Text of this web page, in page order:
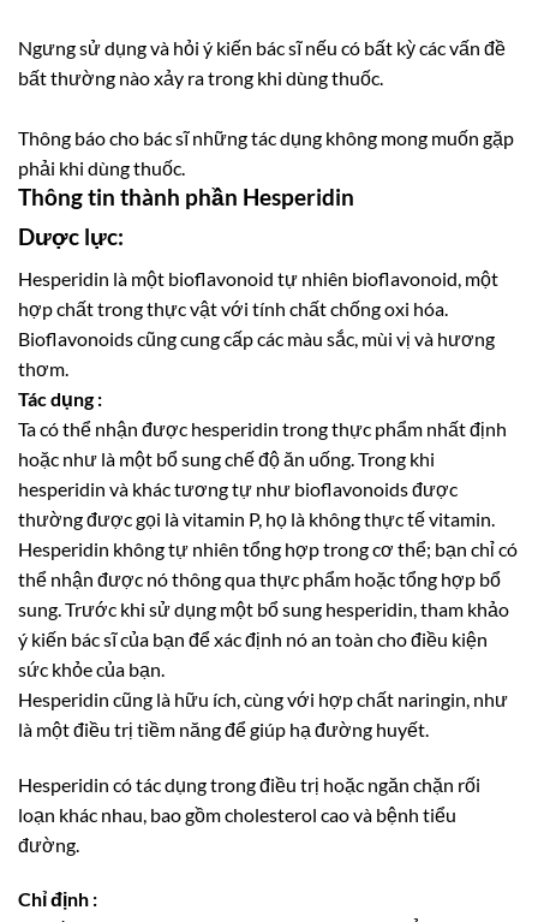
Ngưng sử dụng và hỏi ý kiến bác sĩ nếu có bất kỳ các vấn đề
bất thường nào xảy ra trong khi dùng thuốc.
Thông báo cho bác sĩ những tác dụng không mong muốn gặp
phải khi dùng thuốc.
Thông tin thành phần Hesperidin
Dược lực:
Hesperidin là một bioflavonoid tự nhiên bioflavonoid, một
hợp chất trong thực vật với tính chất chống oxi hóa.
Bioflavonoids cũng cung cấp các màu sắc, mùi vị và hương
thơm.
Tác dụng :
Ta có thể nhận được hesperidin trong thực phẩm nhất định
hoặc như là một bổ sung chế độ ăn uống. Trong khi
hesperidin và khác tương tự như bioflavonoids được
thường được gọi là vitamin P, họ là không thực tế vitamin.
Hesperidin không tự nhiên tổng hợp trong cơ thể; bạn chỉ có
thể nhận được nó thông qua thực phẩm hoặc tổng hợp bổ
sung. Trước khi sử dụng một bổ sung hesperidin, tham khảo
ý kiến bác sĩ của bạn để xác định nó an toàn cho điều kiện
sức khỏe của bạn.
Hesperidin cũng là hữu ích, cùng với hợp chất naringin, như
là một điều trị tiềm năng để giúp hạ đường huyết.
Hesperidin có tác dụng trong điều trị hoặc ngăn chặn rối
loạn khác nhau, bao gồm cholesterol cao và bệnh tiểu
đường.
Chỉ định :